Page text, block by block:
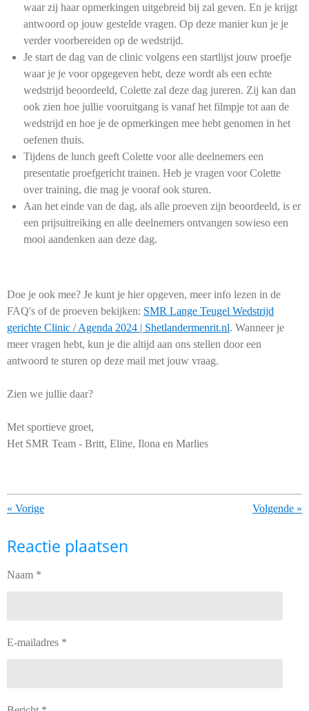
waar zij haar opmerkingen uitgebreid bij zal geven. En je krijgt
antwoord op jouw gestelde vragen. Op deze manier kun je je
verder voorbereiden op de wedstrijd.
Je start de dag van de clinic volgens een startlijst jouw proefje
waar je je voor opgegeven hebt, deze wordt als een echte
wedstrijd beoordeeld, Colette zal deze dag jureren. Zij kan dan
ook zien hoe jullie vooruitgang is vanaf het filmpje tot aan de
wedstrijd en hoe je de opmerkingen mee hebt genomen in het
oefenen thuis.
Tijdens de lunch geeft Colette voor alle deelnemers een
presentatie proefgericht trainen. Heb je vragen voor Colette
over training, die mag je vooraf ook sturen.
Aan het einde van de dag, als alle proeven zijn beoordeeld, is er
een prijsuitreiking en alle deelnemers ontvangen sowieso een
mooi aandenken aan deze dag.
Doe je ook mee? Je kunt je hier opgeven, meer info lezen in de
FAQ's of de proeven bekijken: SMR Lange Teugel Wedstrijd
gerichte Clinic / Agenda 2024 | Shetlandermenrit.nl. Wanneer je
meer vragen hebt, kun je die altijd aan ons stellen door een
antwoord te sturen op deze mail met jouw vraag.
Zien we jullie daar?
Met sportieve groet,
Het SMR Team - Britt, Eline, Ilona en Marlies
« Vorige Volgende »
Reactie plaatsen
Naam *
E-mailadres *